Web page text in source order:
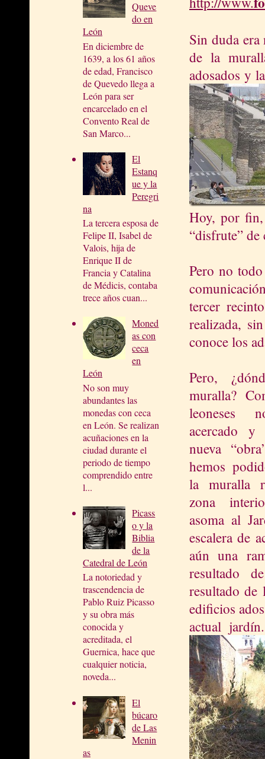
Queve
do en
León
En diciembre de
1639, a los 61 años
de edad, Francisco
de Quevedo llega a
León para ser
encarcelado en el
Convento Real de
San Marco...
El
Estanq
ue y la
Peregri
na
La tercera esposa de
Felipe II, Isabel de
Valois, hija de
Enrique II de
Francia y Catalina
de Médicis, contaba
trece años cuan...
Moned
as con
ceca
en
León
No son muy
abundantes las
monedas con ceca
en León. Se realizan
acuñaciones en la
ciudad durante el
periodo de tiempo
comprendido entre
l...
Picass
o y la
Biblia
de la
Catedral de León
La notoriedad y
trascendencia de
Pablo Ruiz Picasso
y su obra más
conocida y
acreditada, el
Guernica, hace que
cualquier noticia,
noveda...
El
búcaro
de Las
Menin
as
Sin duda era
de la
adosados y
Hoy, por fin,
“disfrute”
Pero no
tercer
realizada,
conoce los
Pero,
muralla?
leoneses
acercado
nueva
hemos
la muralla
zona
asoma al
escalera de
aún una
resultado
resultado
edificios
actual